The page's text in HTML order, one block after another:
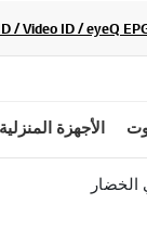
الأجهزة المنزلية
الخضار